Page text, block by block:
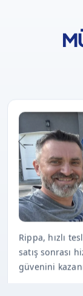
Rippa, hızlı
satış sonrası
güvenini